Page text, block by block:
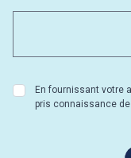
En fournissant votre
pris connaissance